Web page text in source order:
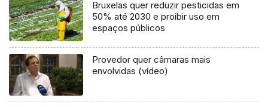
Bruxelas quer reduzir pesticidas em
50% até 2030 e proibir uso em
espaços públicos
Provedor quer câmaras mais
envolvidas (vídeo)